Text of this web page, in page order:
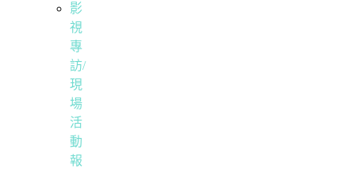
影
視
專
訪/
現
場
活
動
報